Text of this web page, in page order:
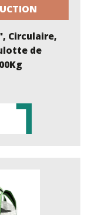
Circulaire,
de